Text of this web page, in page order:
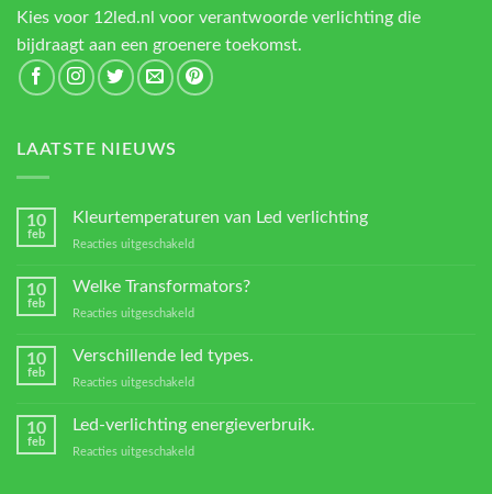
Kies voor 12led.nl voor verantwoorde verlichting die
bijdraagt aan een groenere toekomst.
LAATSTE NIEUWS
10
feb
Kleurtemperaturen van Led verlichting
Reacties uitgeschakeld
verlichting
10
feb
Welke Transformators?
Reacties uitgeschakeld
Transformators?
10
feb
Verschillende led types.
Reacties uitgeschakeld
10
feb
Led-verlichting energieverbruik.
Reacties uitgeschakeld